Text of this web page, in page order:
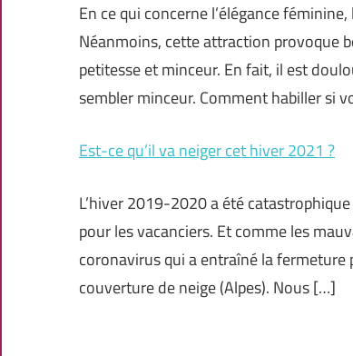
En ce qui concerne l’élégance
Néanmoins, cette attraction provoque
petitesse et minceur. En fait, il est
sembler minceur. Comment habiller si
Est-ce qu’il va neiger cet hiver 2021 ?
L’hiver 2019-2020 a été
pour les vacanciers. Et comme les
coronavirus qui a entraîné la
couverture de neige (Alpes). Nous […]